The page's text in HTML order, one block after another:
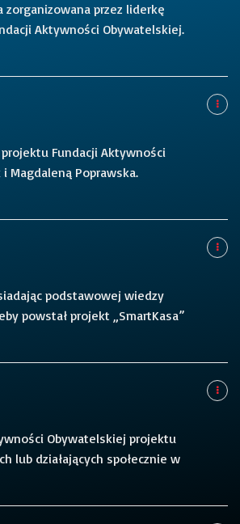
przez liderkę
Aktywności Obywatelskiej.
Fundacji Aktywności
Magdaleną Poprawska.
podstawowej wiedzy
powstał projekt „SmartKasa”
Obywatelskiej projektu
lub działających społecznie w